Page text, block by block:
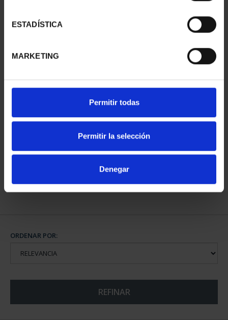
ESTADÍSTICA
MARKETING
Permitir todas
Permitir la selección
Denegar
CAPITALES DE
COMPLET...
3.796,00 €
ORDENAR POR:
REFINAR